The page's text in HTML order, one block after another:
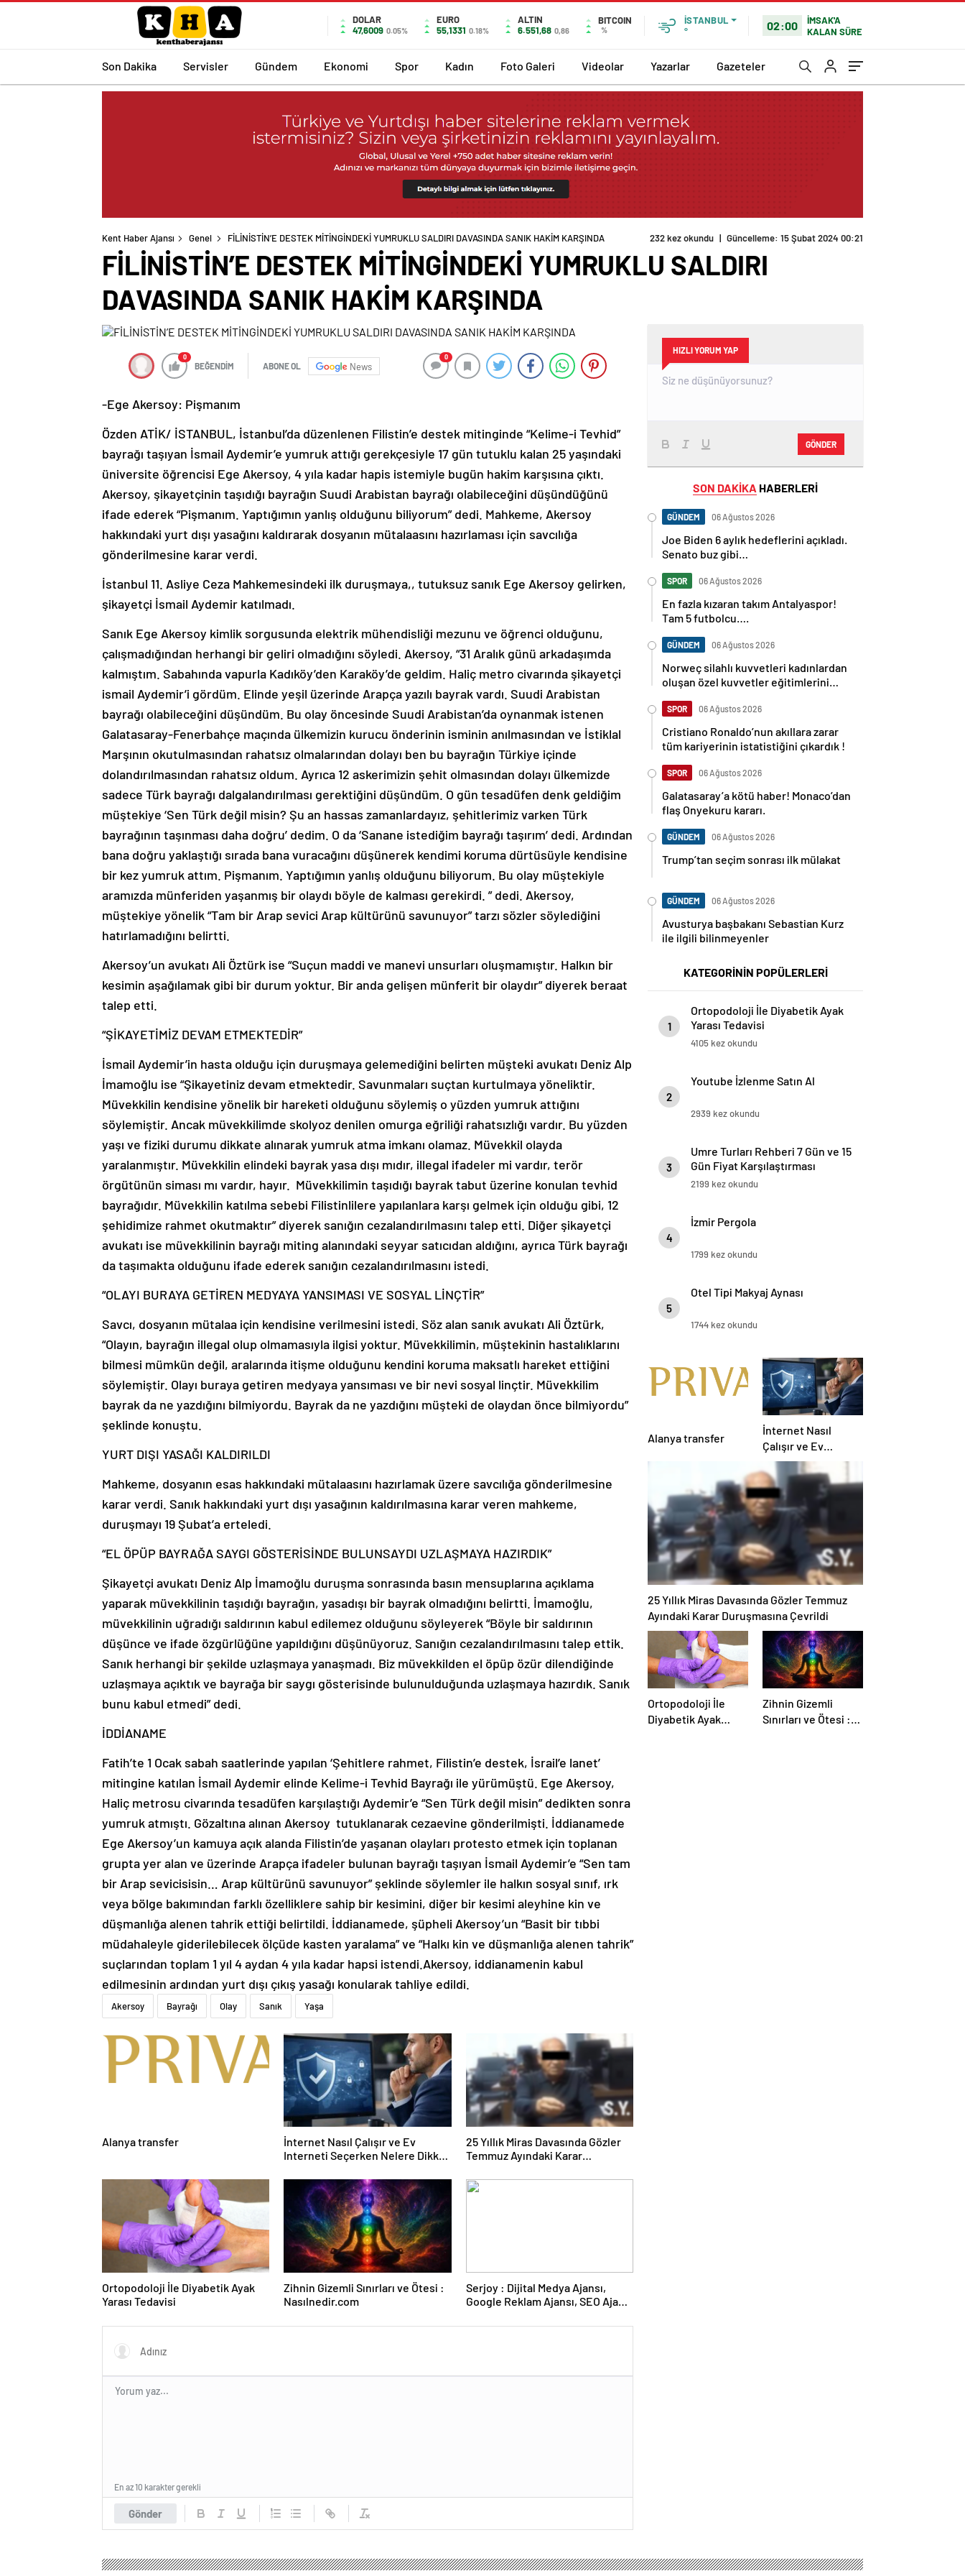
DOLAR
47,6009 0.05%
EURO
55,1331 0.18%
ALTIN
6.551,68 0,86
BITCOIN
%
İSTANBUL
°
02:00
İMSAK'A
KALAN SÜRE
Son Dakika Servisler Gündem Ekonomi Spor Kadın Foto Galeri Videolar Yazarlar Gazeteler
Kent Haber Ajansı Genel FİLİNİSTİN’E DESTEK MİTİNGİNDEKİ YUMRUKLU SALDIRI DAVASINDA SANIK HAKİM KARŞINDA 232 kez okundu | Güncelleme: 15 Şubat 2024 00:21
FİLİNİSTİN’E DESTEK MİTİNGİNDEKİ YUMRUKLU SALDIRI
DAVASINDA SANIK HAKİM KARŞINDA
0
BEĞENDİM ABONE OL News
0
-Ege Akersoy: Pişmanım
Özden ATİK/ İSTANBUL, İstanbul’da düzenlenen Filistin’e destek mitinginde “Kelime-i Tevhid”
bayrağı taşıyan İsmail Aydemir’e yumruk attığı gerekçesiyle 17 gün tutuklu kalan 25 yaşındaki
üniversite öğrencisi Ege Akersoy, 4 yıla kadar hapis istemiyle bugün hakim karşısına çıktı.
Akersoy, şikayetçinin taşıdığı bayrağın Suudi Arabistan bayrağı olabileceğini düşündüğünü
ifade ederek “Pişmanım. Yaptığımın yanlış olduğunu biliyorum” dedi. Mahkeme, Akersoy
hakkındaki yurt dışı yasağını kaldırarak dosyanın mütalaasını hazırlaması için savcılığa
gönderilmesine karar verdi.
İstanbul 11. Asliye Ceza Mahkemesindeki ilk duruşmaya,, tutuksuz sanık Ege Akersoy gelirken,
şikayetçi İsmail Aydemir katılmadı.
Sanık Ege Akersoy kimlik sorgusunda elektrik mühendisliği mezunu ve öğrenci olduğunu,
çalışmadığından herhangi bir geliri olmadığını söyledi. Akersoy, “31 Aralık günü arkadaşımda
kalmıştım. Sabahında vapurla Kadıköy’den Karaköy’de geldim. Haliç metro civarında şikayetçi
ismail Aydemir’i gördüm. Elinde yeşil üzerinde Arapça yazılı bayrak vardı. Suudi Arabistan
bayrağı olabileceğini düşündüm. Bu olay öncesinde Suudi Arabistan’da oynanmak istenen
Galatasaray-Fenerbahçe maçında ülkemizin kurucu önderinin isminin anılmasından ve İstiklal
Marşının okutulmasından rahatsız olmalarından dolayı ben bu bayrağın Türkiye içinde
dolandırılmasından rahatsız oldum. Ayrıca 12 askerimizin şehit olmasından dolayı ülkemizde
sadece Türk bayrağı dalgalandırılması gerektiğini düşündüm. O gün tesadüfen denk geldiğim
müştekiye ‘Sen Türk değil misin? Şu an hassas zamanlardayız, şehitlerimiz varken Türk
bayrağının taşınması daha doğru’ dedim. O da ‘Sanane istediğim bayrağı taşırım’ dedi. Ardından
bana doğru yaklaştığı sırada bana vuracağını düşünerek kendimi koruma dürtüsüyle kendisine
bir kez yumruk attım. Pişmanım. Yaptığımın yanlış olduğunu biliyorum. Bu olay müştekiyle
aramızda münferiden yaşanmış bir olaydı böyle de kalması gerekirdi. ” dedi. Akersoy,
müştekiye yönelik “Tam bir Arap sevici Arap kültürünü savunuyor” tarzı sözler söylediğini
hatırlamadığını belirtti.
Akersoy’un avukatı Ali Öztürk ise “Suçun maddi ve manevi unsurları oluşmamıştır. Halkın bir
kesimin aşağılamak gibi bir durum yoktur. Bir anda gelişen münferit bir olaydır” diyerek beraat
talep etti.
“ŞİKAYETİMİZ DEVAM ETMEKTEDİR”
İsmail Aydemir’in hasta olduğu için duruşmaya gelemediğini belirten müşteki avukatı Deniz Alp
İmamoğlu ise “Şikayetiniz devam etmektedir. Savunmaları suçtan kurtulmaya yöneliktir.
Müvekkilin kendisine yönelik bir hareketi olduğunu söylemiş o yüzden yumruk attığını
söylemiştir. Ancak müvekkilimde skolyoz denilen omurga eğriliği rahatsızlığı vardır. Bu yüzden
yaşı ve fiziki durumu dikkate alınarak yumruk atma imkanı olamaz. Müvekkil olayda
yaralanmıştır. Müvekkilin elindeki bayrak yasa dışı mıdır, illegal ifadeler mi vardır, terör
örgütünün siması mı vardır, hayır. Müvekkilimin taşıdığı bayrak tabut üzerine konulan tevhid
bayrağıdır. Müvekkilin katılma sebebi Filistinlilere yapılanlara karşı gelmek için olduğu gibi, 12
şehidimize rahmet okutmaktır” diyerek sanığın cezalandırılmasını talep etti. Diğer şikayetçi
avukatı ise müvekkilinin bayrağı miting alanındaki seyyar satıcıdan aldığını, ayrıca Türk bayrağı
da taşımakta olduğunu ifade ederek sanığın cezalandırılmasını istedi.
“OLAYI BURAYA GETİREN MEDYAYA YANSIMASI VE SOSYAL LİNÇTİR”
Savcı, dosyanın mütalaa için kendisine verilmesini istedi. Söz alan sanık avukatı Ali Öztürk,
“Olayın, bayrağın illegal olup olmamasıyla ilgisi yoktur. Müvekkilimin, müştekinin hastalıklarını
bilmesi mümkün değil, aralarında itişme olduğunu kendini koruma maksatlı hareket ettiğini
söylemiştir. Olayı buraya getiren medyaya yansıması ve bir nevi sosyal linçtir. Müvekkilim
bayrak da ne yazdığını bilmiyordu. Bayrak da ne yazdığını müşteki de olaydan önce bilmiyordu”
şeklinde konuştu.
YURT DIŞI YASAĞI KALDIRILDI
Mahkeme, dosyanın esas hakkındaki mütalaasını hazırlamak üzere savcılığa gönderilmesine
karar verdi. Sanık hakkındaki yurt dışı yasağının kaldırılmasına karar veren mahkeme,
duruşmayı 19 Şubat’a erteledi.
“EL ÖPÜP BAYRAĞA SAYGI GÖSTERİSİNDE BULUNSAYDI UZLAŞMAYA HAZIRDIK”
Şikayetçi avukatı Deniz Alp İmamoğlu duruşma sonrasında basın mensuplarına açıklama
yaparak müvekkilinin taşıdığı bayrağın, yasadışı bir bayrak olmadığını belirtti. İmamoğlu,
müvekkilinin uğradığı saldırının kabul edilemez olduğunu söyleyerek “Böyle bir saldırının
düşünce ve ifade özgürlüğüne yapıldığını düşünüyoruz. Sanığın cezalandırılmasını talep ettik.
Sanık herhangi bir şekilde uzlaşmaya yanaşmadı. Biz müvekkilden el öpüp özür dilendiğinde
uzlaşmaya açıktık ve bayrağa bir saygı gösterisinde bulunulduğunda uzlaşmaya hazırdık. Sanık
bunu kabul etmedi” dedi.
İDDİANAME
Fatih’te 1 Ocak sabah saatlerinde yapılan ‘Şehitlere rahmet, Filistin’e destek, İsrail’e lanet’
mitingine katılan İsmail Aydemir elinde Kelime-i Tevhid Bayrağı ile yürümüştü. Ege Akersoy,
Haliç metrosu civarında tesadüfen karşılaştığı Aydemir’e “Sen Türk değil misin” dedikten sonra
yumruk atmıştı. Gözaltına alınan Akersoy tutuklanarak cezaevine gönderilmişti. İddianamede
Ege Akersoy’un kamuya açık alanda Filistin’de yaşanan olayları protesto etmek için toplanan
grupta yer alan ve üzerinde Arapça ifadeler bulunan bayrağı taşıyan İsmail Aydemir’e “Sen tam
bir Arap sevicisisin… Arap kültürünü savunuyor” şeklinde söylemler ile halkın sosyal sınıf, ırk
veya bölge bakımından farklı özelliklere sahip bir kesimini, diğer bir kesimi aleyhine kin ve
düşmanlığa alenen tahrik ettiği belirtildi. İddianamede, şüpheli Akersoy’un “Basit bir tıbbi
müdahaleyle giderilebilecek ölçüde kasten yaralama” ve “Halkı kin ve düşmanlığa alenen tahrik”
suçlarından toplam 1 yıl 4 aydan 4 yıla kadar hapsi istendi.Akersoy, iddianamenin kabul
edilmesinin ardından yurt dışı çıkış yasağı konularak tahliye edildi.
Akersoy Bayrağı Olay Sanık Yaşa
Alanya transfer
İnternet Nasıl Çalışır ve Ev
Interneti Seçerken Nelere Dikkat
25 Yıllık Miras Davasında Gözler
Temmuz Ayındaki Karar
Ortopodoloji İle Diyabetik Ayak
Yarası Tedavisi
Zihnin Gizemli Sınırları ve Ötesi :
Nasılnedir.com
Serjoy : Dijital Medya Ajansı,
Google Reklam Ajansı, SEO Ajansı
Gönder
En az 10 karakter gerekli
HIZLI YORUM YAP
GÖNDER
SON DAKİKA HABERLERİ
GÜNDEM 06 Ağustos 2026
Joe Biden 6 aylık hedeflerini açıkladı.
Senato buz gibi…
SPOR 06 Ağustos 2026
En fazla kızaran takım Antalyaspor!
Tam 5 futbolcu….
GÜNDEM 06 Ağustos 2026
Norweç silahlı kuvvetleri kadınlardan
oluşan özel kuvvetler eğitimlerini
SPOR 06 Ağustos 2026
Cristiano Ronaldo’nun akıllara zarar
tüm kariyerinin istatistiğini çıkardık !
SPOR 06 Ağustos 2026
Galatasaray’a kötü haber! Monaco’dan
flaş Onyekuru kararı.
GÜNDEM 06 Ağustos 2026
Trump’tan seçim sonrası ilk mülakat
GÜNDEM 06 Ağustos 2026
Avusturya başbakanı Sebastian Kurz
ile ilgili bilinmeyenler
KATEGORİNİN POPÜLERLERİ
1
Ortopodoloji İle Diyabetik Ayak
Yarası Tedavisi
4105 kez okundu
2
Youtube İzlenme Satın Al
2939 kez okundu
3
Umre Turları Rehberi 7 Gün ve 15
Gün Fiyat Karşılaştırması
2199 kez okundu
4
İzmir Pergola
1799 kez okundu
5
Otel Tipi Makyaj Aynası
1744 kez okundu
Alanya transfer
İnternet Nasıl
Çalışır ve Ev
Interneti Seçerken
Nelere Dikkat
Etmelisiniz
25 Yıllık Miras Davasında Gözler Temmuz
Ayındaki Karar Duruşmasına Çevrildi
Ortopodoloji İle
Diyabetik Ayak
Zihnin Gizemli
Sınırları ve Ötesi :